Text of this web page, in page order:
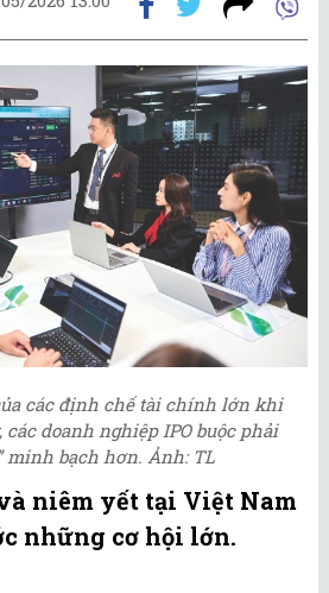
các định chế tài chính lớn khi
doanh nghiệp IPO buộc phải
minh bạch hơn. Ảnh: TL
niêm yết tại Việt Nam
những cơ hội lớn.